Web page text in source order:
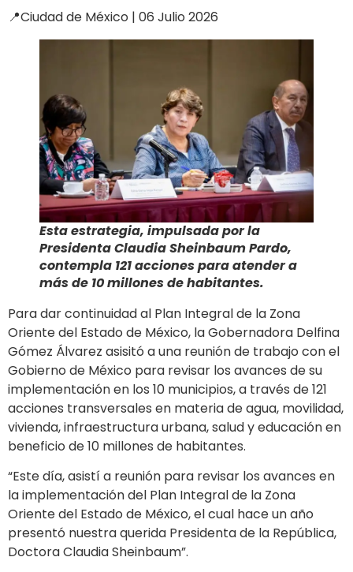
📍Ciudad de México | 06 Julio 2026
Esta estrategia, impulsada por la
Presidenta Claudia Sheinbaum Pardo,
contempla 121 acciones para atender a
más de 10 millones de habitantes.
Para dar continuidad al Plan Integral de la Zona
Oriente del Estado de México, la Gobernadora Delfina
Gómez Álvarez asisitó a una reunión de trabajo con el
Gobierno de México para revisar los avances de su
implementación en los 10 municipios, a través de 121
acciones transversales en materia de agua, movilidad,
vivienda, infraestructura urbana, salud y educación en
beneficio de 10 millones de habitantes.
“Este día, asistí a reunión para revisar los avances en
la implementación del Plan Integral de la Zona
Oriente del Estado de México, el cual hace un año
presentó nuestra querida Presidenta de la República,
Doctora Claudia Sheinbaum”.